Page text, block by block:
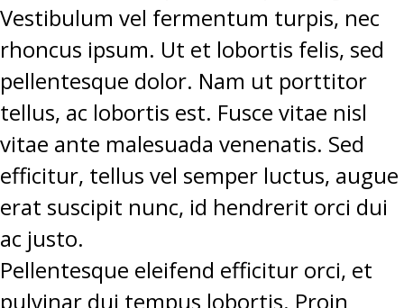
Vestibulum vel fermentum turpis, nec
rhoncus ipsum. Ut et lobortis felis, sed
pellentesque dolor. Nam ut porttitor
tellus, ac lobortis est. Fusce vitae nisl
vitae ante malesuada venenatis. Sed
efficitur, tellus vel semper luctus, augue
erat suscipit nunc, id hendrerit orci dui
ac justo.
Pellentesque eleifend efficitur orci, et
pulvinar dui tempus lobortis. Proin